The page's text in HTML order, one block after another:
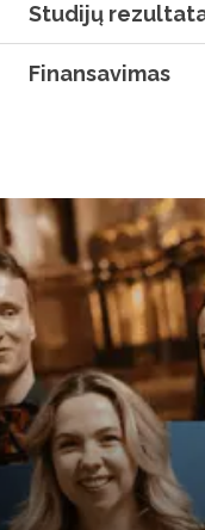
Studijų
Finansavimas